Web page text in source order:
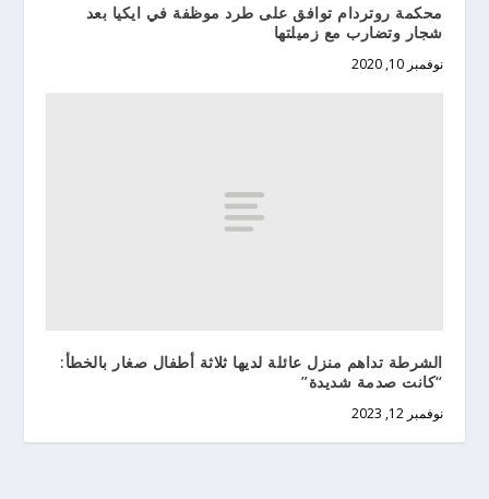
محكمة روتردام توافق على طرد موظفة في ايكيا بعد
شجار وتضارب مع زميلتها
نوفمبر 10, 2020
الشرطة تداهم منزل عائلة لديها ثلاثة أطفال صغار بالخطأ:
“كانت صدمة شديدة”
نوفمبر 12, 2023